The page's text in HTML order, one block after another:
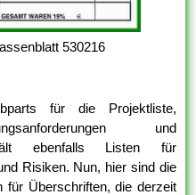
530216
für die Projektliste,
und
ebenfalls Listen für
Risiken. Nun, hier sind die
für Überschriften, die derzeit